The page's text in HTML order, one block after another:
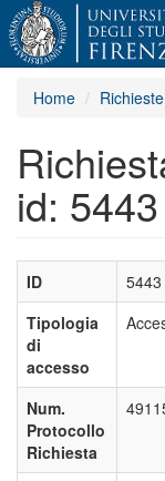
Home
Richieste
id: 5443
ID
5443
Tipologia
di
accesso
Num.
Protocollo
Richiesta